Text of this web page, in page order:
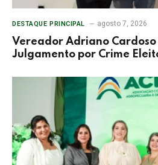
DESTAQUE PRINCIPAL agosto 7, 2026
Vereador Adriano Cardoso
Julgamento por Crime